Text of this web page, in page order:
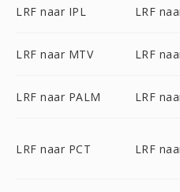
LRF naar IPL LRF
LRF naar MTV LRF
LRF naar PALM LRF
LRF naar PCT LRF